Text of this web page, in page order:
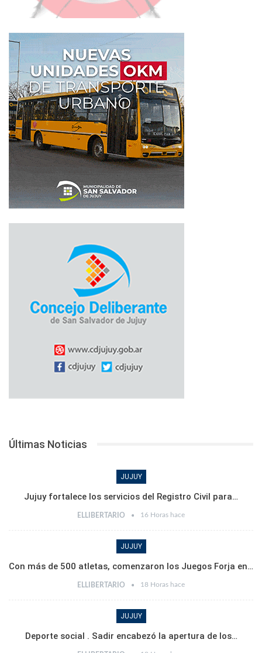
Últimas Noticias
JUJUY
Jujuy fortalece los servicios del Registro Civil para…
ELLIBERTARIO 16 Horas hace
JUJUY
Con más de 500 atletas, comenzaron los Juegos Forja en…
ELLIBERTARIO 18 Horas hace
JUJUY
Deporte social . Sadir encabezó la apertura de los…